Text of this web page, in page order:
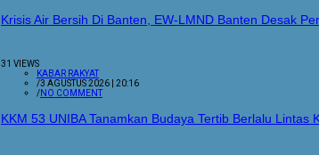
Krisis Air Bersih Di Banten, EW-LMND Banten Desak
31 VIEWS
KABAR RAKYAT
/3 AGUSTUS 2026 | 20:16
/NO COMMENT
KKM 53 UNIBA Tanamkan Budaya Tertib Berlalu